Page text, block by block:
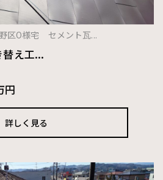
区O様宅 セメント瓦...
え工...
円
詳しく見る